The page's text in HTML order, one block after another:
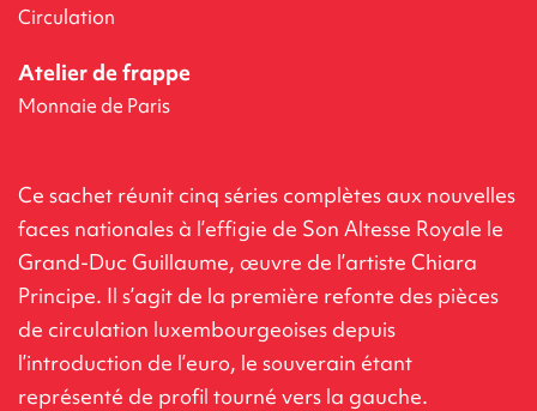
Circulation
Atelier de frappe
Monnaie de Paris
Ce sachet réunit cinq séries complètes aux nouvelles
faces nationales à l’effigie de Son Altesse Royale le
Grand-Duc Guillaume, œuvre de l’artiste Chiara
Principe. Il s’agit de la première refonte des pièces
de circulation luxembourgeoises depuis
l’introduction de l’euro, le souverain étant
représenté de profil tourné vers la gauche.